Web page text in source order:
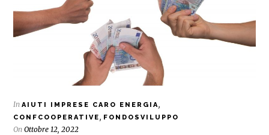
InAIUTI IMPRESE CARO ENERGIA,
CONFCOOPERATIVE, FONDOSVILUPPO
OnOttobre 12, 2022